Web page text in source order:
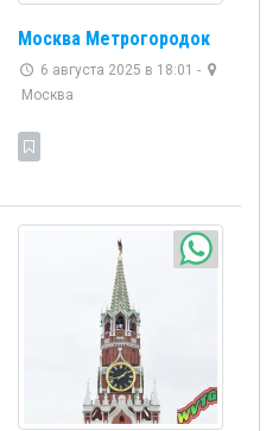
Москва Метрогородок
6 августа 2025 в 18:01 -
Москва